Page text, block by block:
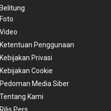
Foto
Video
Ketentuan Penggunaan
Kebijakan Privasi
Kebijakan Cookie
Pedoman Media Siber
Tentang Kami